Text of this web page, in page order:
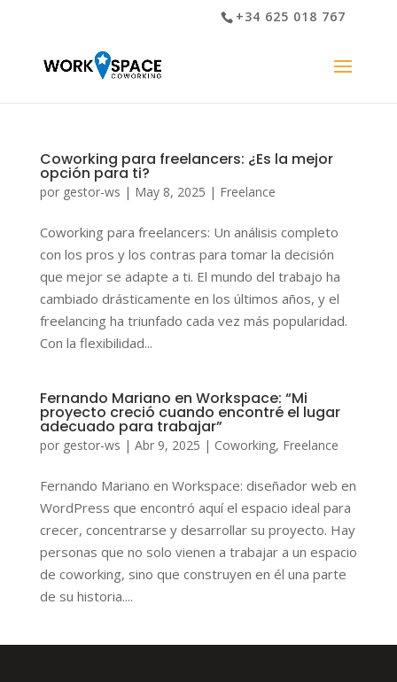
+34 625 018 767
Coworking para freelancers: ¿Es la mejor
opción para ti?
por gestor-ws | May 8, 2025 | Freelance
Coworking para freelancers: Un análisis completo
con los pros y los contras para tomar la decisión
que mejor se adapte a ti. El mundo del trabajo ha
cambiado drásticamente en los últimos años, y el
freelancing ha triunfado cada vez más popularidad.
Con la flexibilidad...
Fernando Mariano en Workspace: “Mi
proyecto creció cuando encontré el lugar
adecuado para trabajar”
por gestor-ws | Abr 9, 2025 | Coworking, Freelance
Fernando Mariano en Workspace: diseñador web en
WordPress que encontró aquí el espacio ideal para
crecer, concentrarse y desarrollar su proyecto. Hay
personas que no solo vienen a trabajar a un espacio
de coworking, sino que construyen en él una parte
de su historia....